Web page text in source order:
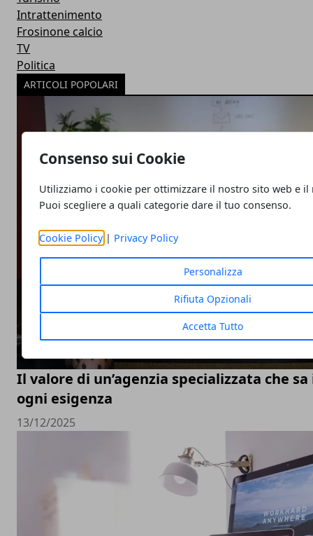
Consenso sui Cookie
Utilizziamo i cookie per ottimizzare il nostro sito web e il
Puoi scegliere a quali categorie dare il tuo consenso.
Cookie Policy| Privacy Policy
Personalizza
Rifiuta Opzionali
Accetta Tutto
Intrattenimento
Frosinone calcio
TV
Politica
ARTICOLI POPOLARI
Il valore di un’agenzia specializzata che
ogni esigenza
13/12/2025